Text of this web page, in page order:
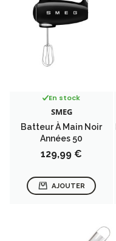
En stock
SMEG
Batteur À Main Noir
Années 50
Prix
129,99 €
AJOUTER